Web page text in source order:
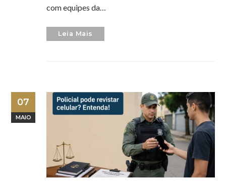
com equipes da…
Leia Mais
07
MAIO